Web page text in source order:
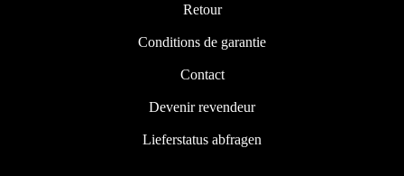
Retour
Conditions de garantie
Contact
Devenir revendeur
Lieferstatus abfragen